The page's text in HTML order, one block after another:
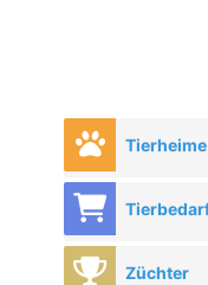
Tierheime
Züchter